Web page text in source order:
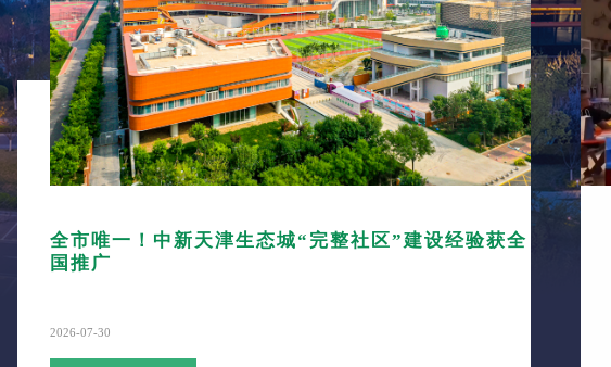
全市唯一！中新天津生态城“完整社区”建设经验获全
国推广
2026-07-30